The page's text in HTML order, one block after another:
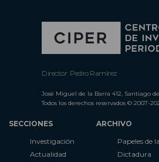
Director: Pedro Ramírez
José Miguel de la Barra 412, Santiago
Todos los derechos reservados © 2007-
SECCIONES
Investigación
Actualidad
ARCHIVO
Papeles de la
Dictadura